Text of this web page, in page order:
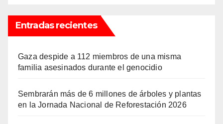
Entradas recientes
Gaza despide a 112 miembros de una misma
familia asesinados durante el genocidio
Sembrarán más de 6 millones de árboles y plantas
en la Jornada Nacional de Reforestación 2026